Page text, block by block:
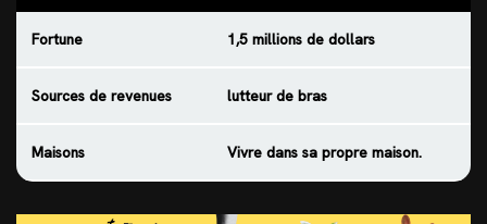
Fortune 1,5 millions de dollars
Sources de revenues lutteur de bras
Maisons Vivre dans sa propre maison.